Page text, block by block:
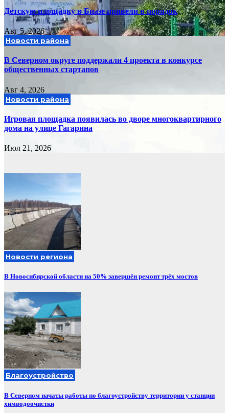
Детскую площадку в Биазе привели в порядок
Авг 5, 2026
Новости района
В Северном округе поддержали 4 проекта в конкурсе
общественных стартапов
Авг 4, 2026
Новости района
Игровая площадка появилась во дворе многоквартирного
дома на улице Гагарина
Июл 21, 2026
Новости региона
В Новосибирской области на 50% завершён ремонт трёх мостов
Благоустройство
В Северном начаты работы по благоустройству территории у станции
химводоочистки